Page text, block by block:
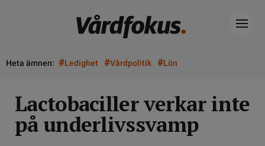
Heta ämnen: #Ledighet #Vårdpolitik #Lön
Lactobaciller verkar inte
på underlivssvamp